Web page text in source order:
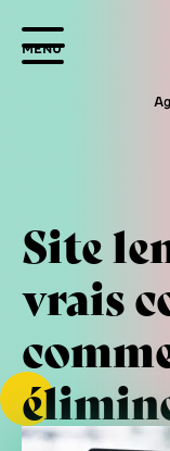
MENU
Site
vrais